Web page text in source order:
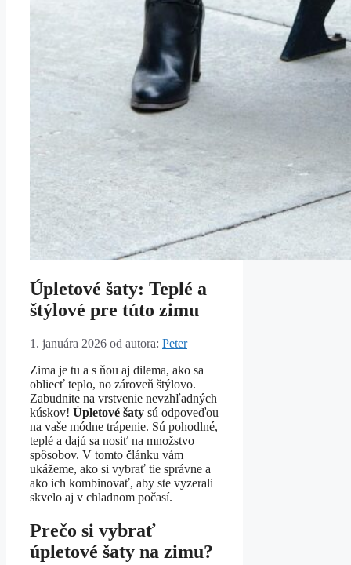
Úpletové šaty: Teplé a
štýlové pre túto zimu
1. januára 2026 od autora: Peter
Zima je tu a s ňou aj dilema, ako sa
obliecť teplo, no zároveň štýlovo.
Zabudnite na vrstvenie nevzhľadných
kúskov! Úpletové šaty sú odpoveďou
na vaše módne trápenie. Sú pohodlné,
teplé a dajú sa nosiť na množstvo
spôsobov. V tomto článku vám
ukážeme, ako si vybrať tie správne a
ako ich kombinovať, aby ste vyzerali
skvelo aj v chladnom počasí.
Prečo si vybrať
úpletové šaty na zimu?